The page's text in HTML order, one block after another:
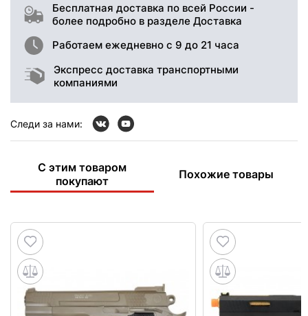
Бесплатная доставка по всей России -
более подробно в разделе Доставка
Работаем ежедневно с 9 до 21 часа
Экспресс доставка транспортными
компаниями
Следи за нами:
С этим товаром
покупают
Похожие товары